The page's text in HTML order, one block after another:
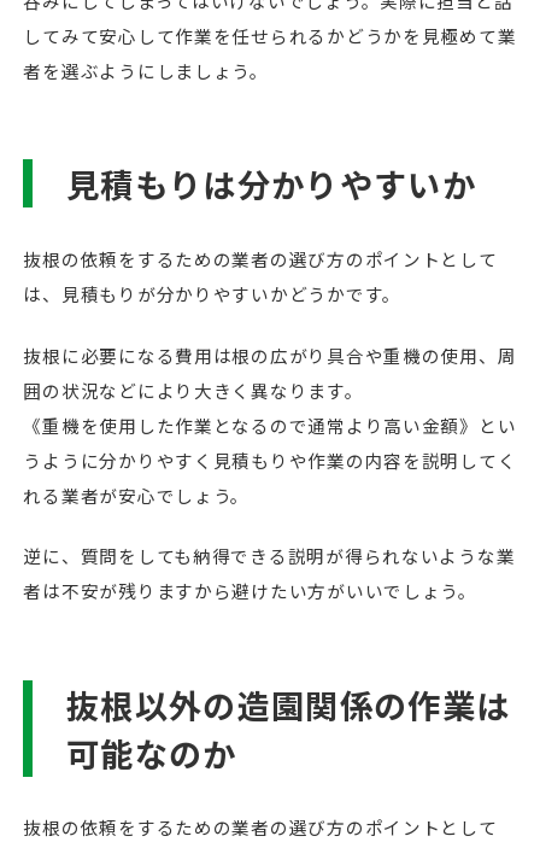
してみて安心して作業を任せられるかどうかを見極めて業
者を選ぶようにしましょう。
見積もりは分かりやすいか
抜根の依頼をするための業者の選び方のポイントとして
は、見積もりが分かりやすいかどうかです。
抜根に必要になる費用は根の広がり具合や重機の使用、周
囲の状況などにより大きく異なります。
《重機を使用した作業となるので通常より高い金額》とい
うように分かりやすく見積もりや作業の内容を説明してく
れる業者が安心でしょう。
逆に、質問をしても納得できる説明が得られないような業
者は不安が残りますから避けたい方がいいでしょう。
抜根以外の造園関係の作業は
可能なのか
抜根の依頼をするための業者の選び方のポイントとして